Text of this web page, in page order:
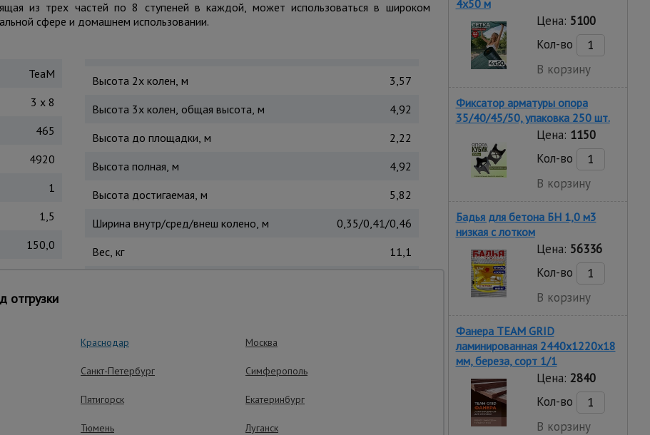
из трех частей по 8 ступеней в каждой, может использоваться в широком
сфере и домашнем использовании.
TeaM
3 x 8
465
4920
1
1,5
150,0
2,22
Высота 2х колен, м
3,57
Высота 3х колен, общая высота, м
4,92
Высота до площадки, м
2,22
Высота полная, м
4,92
Высота достигаемая, м
5,82
Ширина внутр/сред/внеш колено, м
0,35/0,41/0,46
Вес, кг
11,1
отдельную небольшую приставную лестницу. У трехсекционной лестницы данной
4-х местах прилегания к поверхности на все случаи трансформации.
– эффективная работа
4х50 м
Цена: 5100
Кол-во
В корзину
Фиксатор арматуры опора
35/40/45/50, упаковка 250 шт.
Цена: 1150
Кол-во
В корзину
Бадья для бетона БН 1,0 м3
низкая c лотком
Цена: 56336
Кол-во
В корзину
Фанера TEAM GRID
ламинированная 2440х1220х18
мм, береза, сорт 1/1
Цена: 2840
Кол-во
В корзину
отгрузки
Краснодар Москва
Санкт-Петербург Симферополь
Пятигорск Екатеринбург
Тюмень Луганск